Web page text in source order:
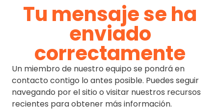
Tu mensaje se ha
enviado
correctamente
Un miembro de nuestro equipo se pondrá en
contacto contigo lo antes posible. Puedes seguir
navegando por el sitio o visitar nuestros recursos
recientes para obtener más información.